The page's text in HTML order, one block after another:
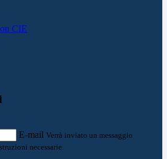
CIE
E-mail Verrà inviato un messaggio
necessarie.